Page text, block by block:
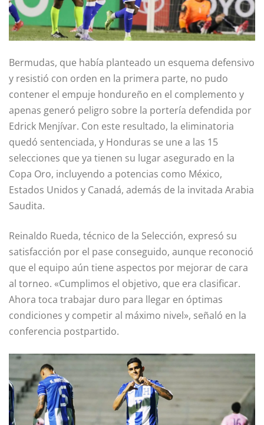
Bermudas, que había planteado un esquema defensivo
y resistió con orden en la primera parte, no pudo
contener el empuje hondureño en el complemento y
apenas generó peligro sobre la portería defendida por
Edrick Menjívar. Con este resultado, la eliminatoria
quedó sentenciada, y Honduras se une a las 15
selecciones que ya tienen su lugar asegurado en la
Copa Oro, incluyendo a potencias como México,
Estados Unidos y Canadá, además de la invitada Arabia
Saudita.
Reinaldo Rueda, técnico de la Selección, expresó su
satisfacción por el pase conseguido, aunque reconoció
que el equipo aún tiene aspectos por mejorar de cara
al torneo. «Cumplimos el objetivo, que era clasificar.
Ahora toca trabajar duro para llegar en óptimas
condiciones y competir al máximo nivel», señaló en la
conferencia postpartido.